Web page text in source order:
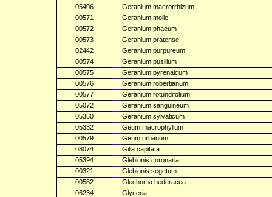
05406
Geranium macrorrhizum
00571
Geranium molle
00572
Geranium phaeum
00573
Geranium pratense
02442
Geranium purpureum
00574
Geranium pusillum
00575
Geranium pyrenaicum
00576
Geranium robertianum
00577
Geranium rotundifolium
05072
Geranium sanguineum
05360
Geranium sylvaticum
05332
Geum macrophyllum
00579
Geum urbanum
08074
Gilia capitata
05394
Glebionis coronaria
00321
Glebionis segetum
00582
Glechoma hederacea
06234
Glyceria